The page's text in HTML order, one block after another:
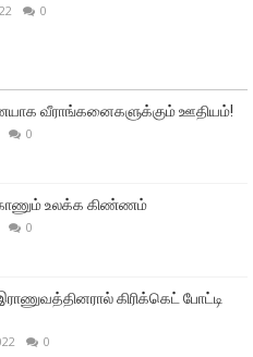
0
வீராங்கனைகளுக்கும் ஊதியம்!
0
உலக்க கிண்ணம்
0
கிரிக்கெட் போட்டி
0